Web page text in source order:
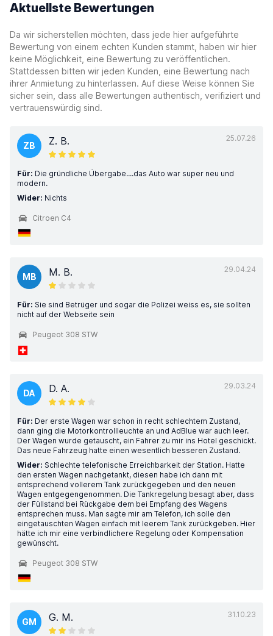
Aktuellste Bewertungen
Da wir sicherstellen möchten, dass jede hier aufgeführte
Bewertung von einem echten Kunden stammt, haben wir hier
keine Möglichkeit, eine Bewertung zu veröffentlichen.
Stattdessen bitten wir jeden Kunden, eine Bewertung nach
ihrer Anmietung zu hinterlassen. Auf diese Weise können Sie
sicher sein, dass alle Bewertungen authentisch, verifiziert und
vertrauenswürdig sind.
25.07.26
ZB Z. B.
Für: Die gründliche Übergabe....das Auto war super neu und
modern.
Wider: Nichts
Citroen C4
29.04.24
MB M. B.
Für: Sie sind Betrüger und sogar die Polizei weiss es, sie sollten
nicht auf der Webseite sein
Peugeot 308 STW
29.03.24
DA D. A.
Für: Der erste Wagen war schon in recht schlechtem Zustand,
dann ging die Motorkontrollleuchte an und AdBlue war auch leer.
Der Wagen wurde getauscht, ein Fahrer zu mir ins Hotel geschickt.
Das neue Fahrzeug hatte einen wesentlich besseren Zustand.
Wider: Schlechte telefonische Erreichbarkeit der Station. Hatte
den ersten Wagen nachgetankt, diesen habe ich dann mit
entsprechend vollerem Tank zurückgegeben und den neuen
Wagen entgegengenommen. Die Tankregelung besagt aber, dass
der Füllstand bei Rückgabe dem bei Empfang des Wagens
entsprechen muss. Man sagte mir am Telefon, ich solle den
eingetauschten Wagen einfach mit leerem Tank zurückgeben. Hier
hätte ich mir eine verbindlichere Regelung oder Kompensation
gewünscht.
Peugeot 308 STW
31.10.23
GM G. M.